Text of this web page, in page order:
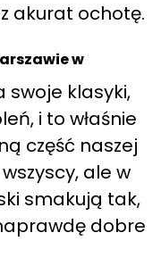
akurat ochotę.
w
swoje klasyki,
i to właśnie
część naszej
ale w
smakują tak,
dobre